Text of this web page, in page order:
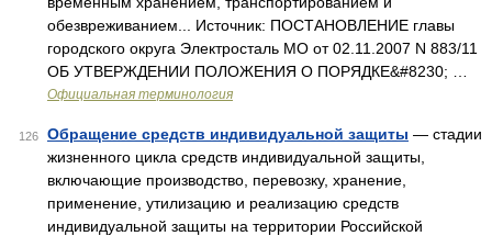
обезвреживанием... Источник: ПОСТАНОВЛЕНИЕ главы
городского округа Электросталь МО от 02.11.2007 N 883/11
ОБ УТВЕРЖДЕНИИ ПОЛОЖЕНИЯ О ПОРЯДКЕ&#8230; …
Официальная терминология
126 Обращение средств индивидуальной защиты — стадии
жизненного цикла средств индивидуальной защиты,
включающие производство, перевозку, хранение,
применение, утилизацию и реализацию средств
индивидуальной защиты на территории Российской